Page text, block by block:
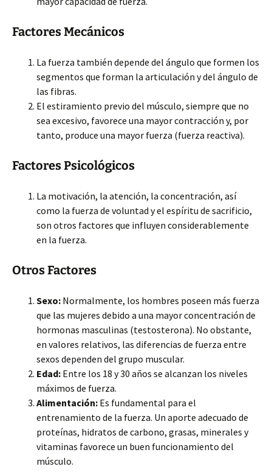
Factores Mecánicos
La fuerza también depende del ángulo que formen los
segmentos que forman la articulación y del ángulo de
las fibras.
El estiramiento previo del músculo, siempre que no
sea excesivo, favorece una mayor contracción y, por
tanto, produce una mayor fuerza (fuerza reactiva).
Factores Psicológicos
La motivación, la atención, la concentración, así
como la fuerza de voluntad y el espíritu de sacrificio,
son otros factores que influyen considerablemente
en la fuerza.
Otros Factores
Sexo: Normalmente, los hombres poseen más fuerza
que las mujeres debido a una mayor concentración de
hormonas masculinas (testosterona). No obstante,
en valores relativos, las diferencias de fuerza entre
sexos dependen del grupo muscular.
Edad: Entre los 18 y 30 años se alcanzan los niveles
máximos de fuerza.
Alimentación: Es fundamental para el
entrenamiento de la fuerza. Un aporte adecuado de
proteínas, hidratos de carbono, grasas, minerales y
vitaminas favorece un buen funcionamiento del
músculo.